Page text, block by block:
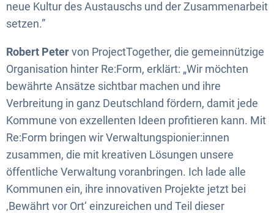
neue Kultur des Austauschs und der Zusammenarbeit
setzen.”
Robert Petervon ProjectTogether, die gemeinnützige
Organisation hinter Re:Form, erklärt: „Wir möchten
bewährte Ansätze sichtbar machen und ihre
Verbreitung in ganz Deutschland fördern, damit jede
Kommune von exzellenten Ideen profitieren kann. Mit
Re:Form bringen wir Verwaltungspionier:innen
zusammen, die mit kreativen Lösungen unsere
öffentliche Verwaltung voranbringen. Ich lade alle
Kommunen ein, ihre innovativen Projekte jetzt bei
‚Bewährt vor Ort‘ einzureichen und Teil dieser